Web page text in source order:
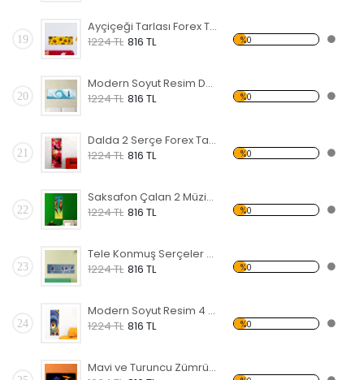
19
Ayçiçeği Tarlası Forex Tablo
1224 TL 816 TL %0
20
Modern Soyut Resim Deniz Feneri Forex Tablo
1224 TL 816 TL %0
21
Dalda 2 Serçe Forex Tablo
1224 TL 816 TL %0
22
Saksafon Çalan 2 Müzisyen Forex Tablo
1224 TL 816 TL %0
23
Tele Konmuş Serçeler Forex Tablo
1224 TL 816 TL %0
24
Modern Soyut Resim 4 Forex Tablo
1224 TL 816 TL %0
Mavi ve Turuncu Zümrüdü Anka Forex Tablo